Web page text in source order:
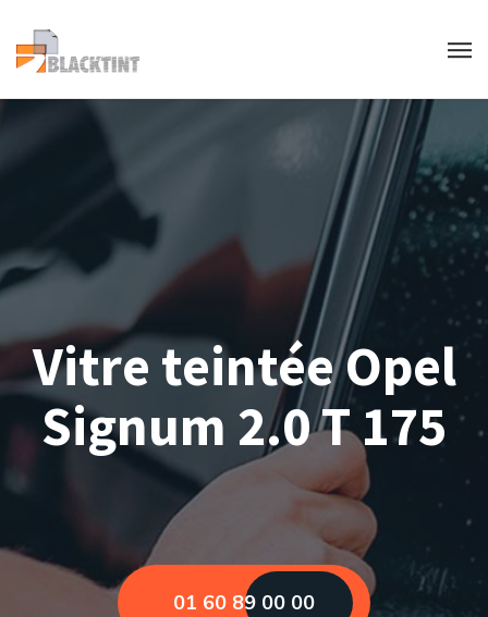
Vitre teintée Opel
Signum 2.0 T 175
01 60 89 00 00